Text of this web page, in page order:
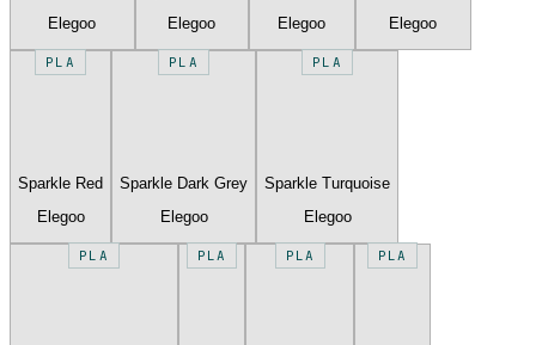
Elegoo
Elegoo
Elegoo
Elegoo
PLA
Sparkle Red
Elegoo
PLA
Sparkle Dark Grey
Elegoo
PLA
Sparkle Turquoise
Elegoo
PLA PLA PLA PLA